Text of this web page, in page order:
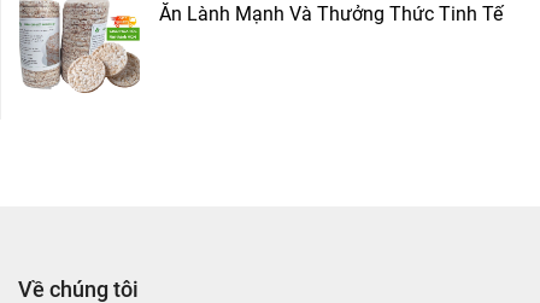
Ăn Lành Mạnh Và Thưởng Thức Tinh Tế
Về chúng tôi